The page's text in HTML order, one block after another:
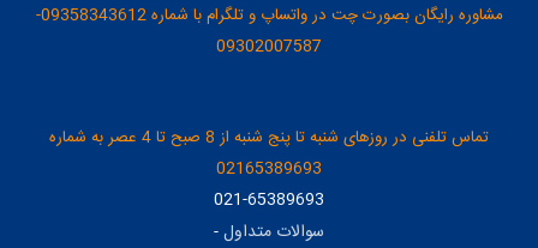
مشاوره رایگان بصورت چت در واتساپ و تلگرام با شماره 09358343612-
09302007587
تماس تلفنی در روزهای شنبه تا پنج شنبه از 8 صبح تا 4 عصر به شماره
02165389693
021-65389693
سوالات متداول-